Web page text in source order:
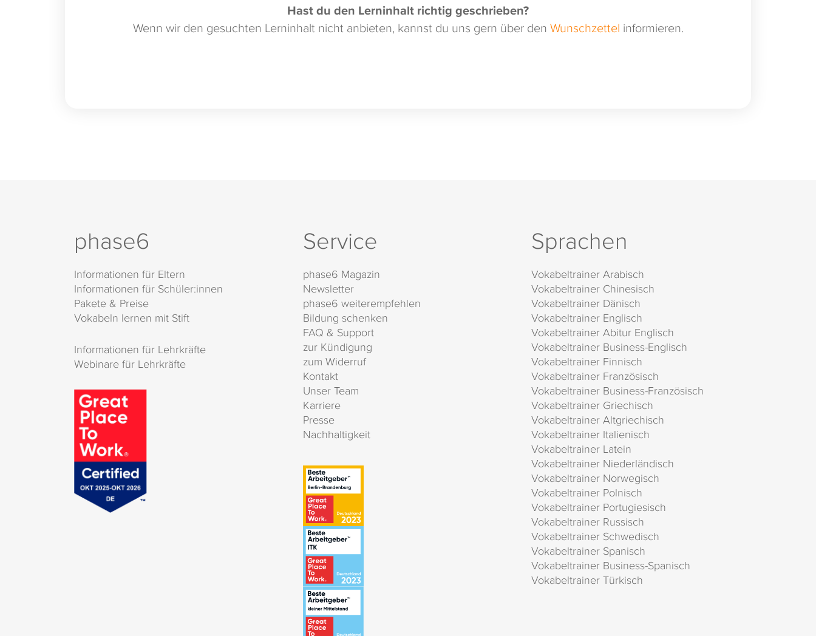
Hast du den Lerninhalt richtig geschrieben?
Wenn wir den gesuchten Lerninhalt nicht anbieten, kannst du uns gern über den Wunschzettel informieren.
phase6
Informationen für Eltern
Informationen für Schüler:innen
Pakete & Preise
Vokabeln lernen mit Stift
Informationen für Lehrkräfte
Webinare für Lehrkräfte
Service
phase6 Magazin
Newsletter
phase6 weiterempfehlen
Bildung schenken
FAQ & Support
zur Kündigung
zum Widerruf
Kontakt
Unser Team
Karriere
Presse
Nachhaltigkeit
Sprachen
Vokabeltrainer Arabisch
Vokabeltrainer Chinesisch
Vokabeltrainer Dänisch
Vokabeltrainer Englisch
Vokabeltrainer Abitur Englisch
Vokabeltrainer Business-Englisch
Vokabeltrainer Finnisch
Vokabeltrainer Französisch
Vokabeltrainer Business-Französisch
Vokabeltrainer Griechisch
Vokabeltrainer Altgriechisch
Vokabeltrainer Italienisch
Vokabeltrainer Latein
Vokabeltrainer Niederländisch
Vokabeltrainer Norwegisch
Vokabeltrainer Polnisch
Vokabeltrainer Portugiesisch
Vokabeltrainer Russisch
Vokabeltrainer Schwedisch
Vokabeltrainer Spanisch
Vokabeltrainer Business-Spanisch
Vokabeltrainer Türkisch